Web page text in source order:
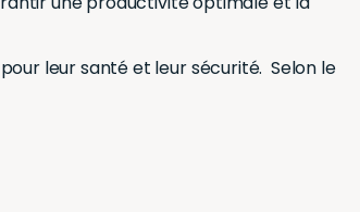
leur santé et leur sécurité. Selon le